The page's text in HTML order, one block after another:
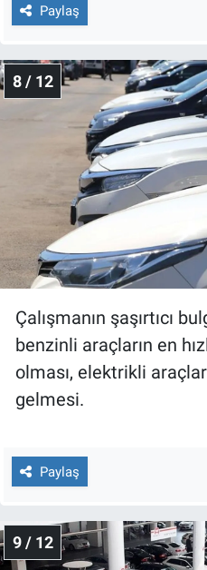
Paylaş
8 / 12
Çalışmanın şaşırtıcı
benzinli araçların en
olması, elektrikli
gelmesi.
Paylaş
9 / 12